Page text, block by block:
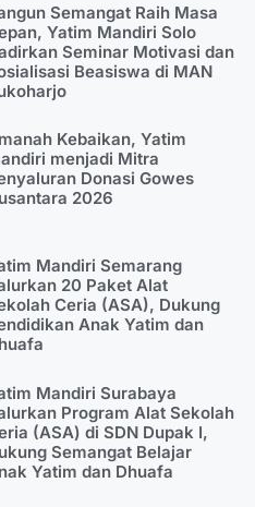
Semangat Raih Masa
Yatim Mandiri Solo
Seminar Motivasi dan
Beasiswa di MAN
Kebaikan, Yatim
menjadi Mitra
Donasi Gowes
2026
Mandiri Semarang
20 Paket Alat
Ceria (ASA), Dukung
Anak Yatim dan
Mandiri Surabaya
Program Alat Sekolah
(ASA) di SDN Dupak I,
Semangat Belajar
Yatim dan Dhuafa